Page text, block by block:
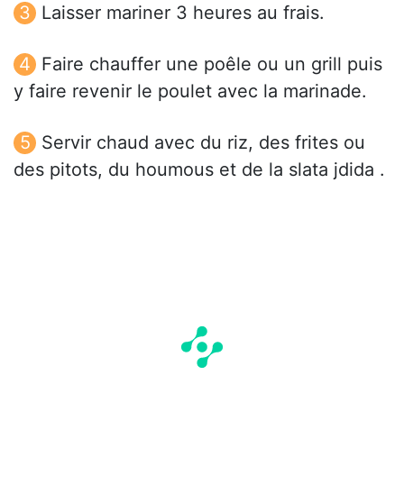
Laisser mariner 3 heures au frais.
Faire chauffer une poêle ou un grill puis
y faire revenir le poulet avec la marinade.
Servir chaud avec du riz, des frites ou
des pitots, du houmous et de la slata jdida .